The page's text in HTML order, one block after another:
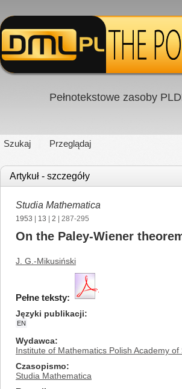
Pełnotekstowe zasoby
Szukaj Przeglądaj
Artykuł - szczegóły
Studia Mathematica
1953 13 2 | 287-295
On the Paley-Wiener
J. G.-Mikusiński
Pełne teksty:
Języki publikacji
EN
Wydawca
Institute of Mathematics Polish Academy of
Czasopismo
Studia Mathematica